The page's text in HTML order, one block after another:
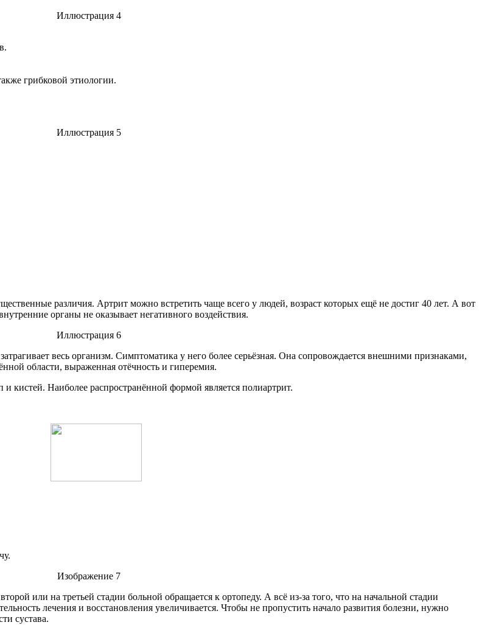
грибковой этиологии.
различия. Артрит можно встретить чаще всего у людей, возраст которых ещё не достиг 40 лет. А вот
органы не оказывает негативного воздействия.
весь организм. Симптоматика у него более серьёзная. Она сопровождается внешними признаками,
области, выраженная отёчность и гиперемия.
кистей. Наиболее распространённой формой является полиартрит.
или на третьей стадии больной обращается к ортопеду. А всё из-за того, что на начальной стадии
лечения и восстановления увеличивается. Чтобы не пропустить начало развития болезни, нужно
сустава.